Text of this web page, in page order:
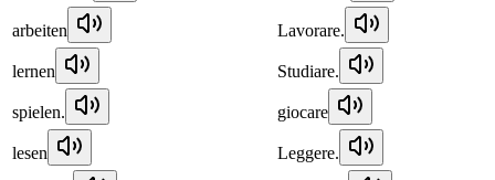
arbeiten Lavorare.
lernen Studiare.
spielen. giocare
lesen Leggere.